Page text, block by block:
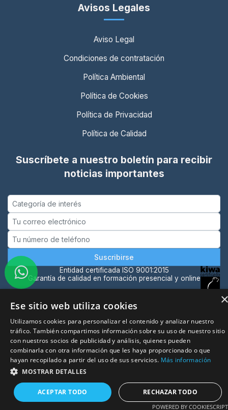
Avisos Legales
Aviso Legal
Condiciones de contratación
Política Ambiental
Política de Cookies
Política de Privacidad
Política de Calidad
Suscríbete a nuestro boletín para recibir
noticias importantes
Suscribirse
Entidad certificada ISO 9001:2015
Garantía de calidad en formación presencial y online
© 2026 Puntua. Todos los derechos reservados.
Ese sitio web utiliza cookies
Utilizamos cookies para personalizar el contenido y analizar nuestro
tráfico. También compartimos información sobre su uso de nuestro sitio
con nuestros socios de publicidad y análisis, quienes pueden
combinarla con otra información que les haya proporcionado o que
hayan recopilado a partir del uso de sus servicios. Más información
MOSTRAR DETALLES
ACEPTAR TODO RECHAZAR TODO
POWERED BY COOKIESCRIPT